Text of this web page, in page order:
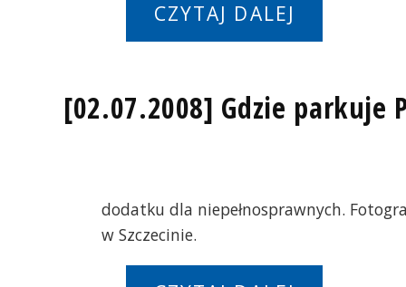
CZYTAJ DALEJ
[02.07.2008] Gdzie parkuje
dodatku dla niepełnosprawnych.
w Szczecinie.